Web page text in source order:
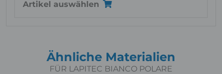
Artikel auswählen
Ähnliche Materialien
FÜR LAPITEC BIANCO POLARE